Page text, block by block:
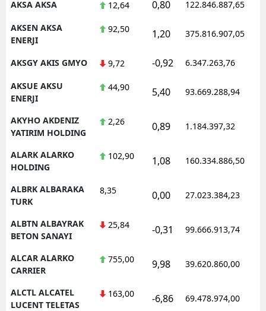
Siirt
Sinop
Tokat
Şanlıurfa
Uşak
AKSA AKSA 12,64 0,80 122.846.887,65
AKSEN AKSA
ENERJI
92,50 1,20 375.816.907,05
AKSGY AKIS GMYO 9,72 -0,92 6.347.263,76
AKSUE AKSU
ENERJI
44,90 5,40 93.669.288,94
AKYHO AKDENIZ
YATIRIM HOLDING
2,26 0,89 1.184.397,32
ALARK ALARKO
HOLDING
102,90 1,08 160.334.886,50
ALBRK ALBARAKA
TURK
8,35 0,00 27.023.384,23
ALBTN ALBAYRAK
BETON SANAYI
25,84 -0,31 99.666.913,74
ALCAR ALARKO
CARRIER
755,00 9,98 39.620.860,00
ALCTL ALCATEL
LUCENT TELETAS
163,00 -6,86 69.478.974,00